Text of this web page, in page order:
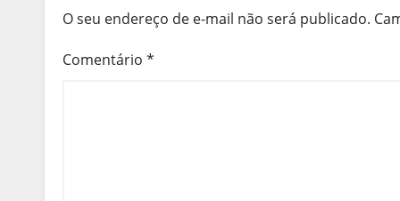
O seu endereço de e-mail não será publicado.
Comentário *